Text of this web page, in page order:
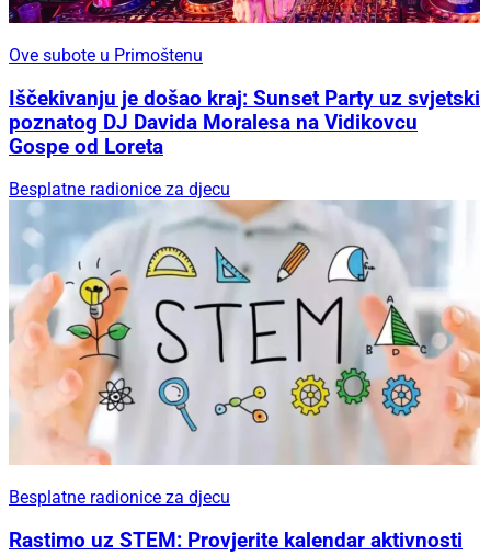
Ove subote u Primoštenu
Iščekivanju je došao kraj: Sunset Party uz svjetski
poznatog DJ Davida Moralesa na Vidikovcu
Gospe od Loreta
Besplatne radionice za djecu
Besplatne radionice za djecu
Rastimo uz STEM: Provjerite kalendar aktivnosti